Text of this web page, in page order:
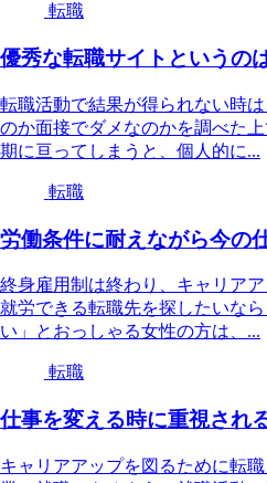
転職
優秀な転職サイトというの
転職活動で結果が得られない時
のか面接でダメなのかを調べた
期に亘ってしまうと、個人的に...
転職
労働条件に耐えながら今の
終身雇用制は終わり、キャリア
就労できる転職先を探したいな
い」とおっしゃる女性の方は、...
転職
仕事を変える時に重視され
キャリアアップを図るために転